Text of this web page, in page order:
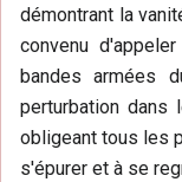
démontrant la
convenu
bandes armées
perturbation dans
obligeant tous les
s'épurer et à se